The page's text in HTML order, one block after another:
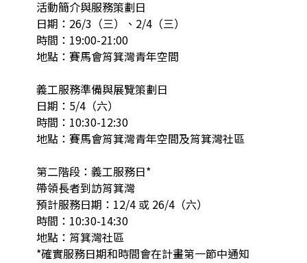
活動簡介與服務策劃日
日期：26/3（三）、2/4（三）
時間：19:00-21:00
地點：賽馬會筲箕灣青年空間
義工服務準備與展覽策劃日
日期：5/4（六）
時間：10:30-12:30
地點：賽馬會筲箕灣青年空間及筲箕灣社區
第二階段：義工服務日*
帶領長者到訪筲箕灣
預計服務日期：12/4 或 26/4（六）
時間：10:30-14:30
地點：筲箕灣社區
*確實服務日期和時間會在計畫第一節中通知